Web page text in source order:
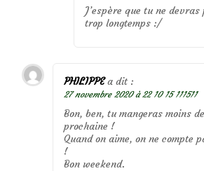
J’espère que tu ne
trop longtemps :/
PHILIPPE a dit :
27 novembre 2020 à 22 10 15 111511
Bon, ben, tu mangeras moins
prochaine !
Quand on aime, on ne compte
!
Bon weekend.